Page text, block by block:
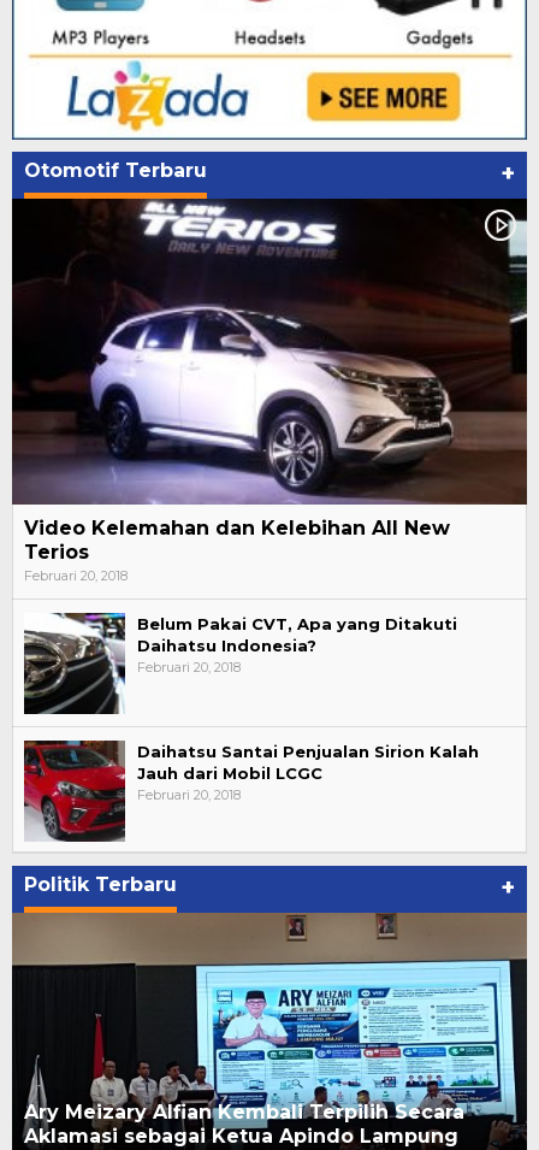
Otomotif Terbaru +
Video Kelemahan dan Kelebihan All New
Terios
Februari 20, 2018
Belum Pakai CVT, Apa yang Ditakuti
Daihatsu Indonesia?
Februari 20, 2018
Daihatsu Santai Penjualan Sirion Kalah
Jauh dari Mobil LCGC
Februari 20, 2018
Politik Terbaru +
Ary Meizary Alfian Kembali Terpilih Secara
Aklamasi sebagai Ketua Apindo Lampung